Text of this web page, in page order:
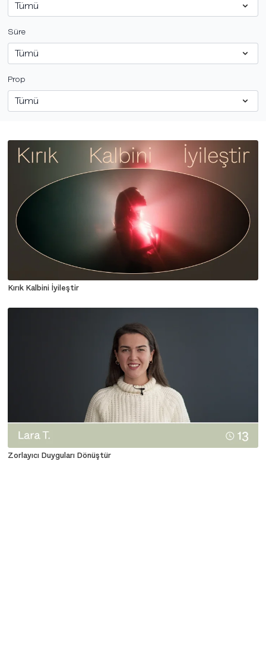
Süre
Prop
Kırık Kalbini İyileştir
Zorlayıcı Duyguları Dönüştür